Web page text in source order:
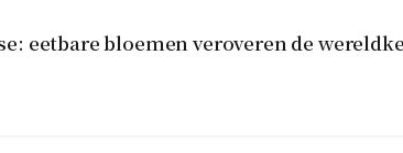
eetbare bloemen veroveren de